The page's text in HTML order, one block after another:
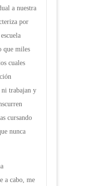
a nuestra
por
que miles
cuales
trabajan y
cursando
nunca
a cabo, me